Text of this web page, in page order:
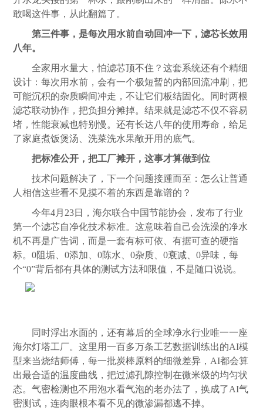
敢喝这件事，从此翻篇了。
第三件事，是每次用水前自动回冲一下，滤芯长效用
八年。
全家用水量大，怕滤芯顶不住？这套系统还有个精细
设计：每次用水前，会有一个极短暂的内部回流冲刷，把
可能沉积的杂质瞬间冲走，不让它们板结固化。同时两根
滤芯联动协作，把负担分摊掉。结果就是滤芯不仅不容易
堵，性能衰减也特别慢。还有长达八年的使用寿命，给足
了家庭煮饭煲汤、洗菜洗水果敞开用的底气。
把标准公开，把工厂摊开，这事才算做到位
技术问题解决了，下一个问题接踵而至：怎么让普通
人相信这些看不见摸不着的东西是靠谱的？
今年4月23日，海尔联合中国节能协会，发布了行业
第一个滤芯自净化技术标准。这意味着自己会洗澡的净水
机不再是广告词，而是一套有标可依、有据可查的硬指
标。0阻垢、0添加、0陈水、0杂质、0衰减、0异味，每
个“0”背后都有具体的测试方法和限值，不是随口说说。
同时浮出水面的，还有幕后的全球净水行业唯一一座
海尔灯塔工厂。这里用一百多万条工艺数据训练出的AI模
型来当烧结师傅，每一批炭棒原料的细微差异，AI都会算
出最合适的温度曲线，把过滤孔隙控制在微米级的均匀状
态。气密检测也不用泡水看气泡的老办法了，换成了AI气
密测试，连肉眼根本看不见的微渗漏都逃不掉。